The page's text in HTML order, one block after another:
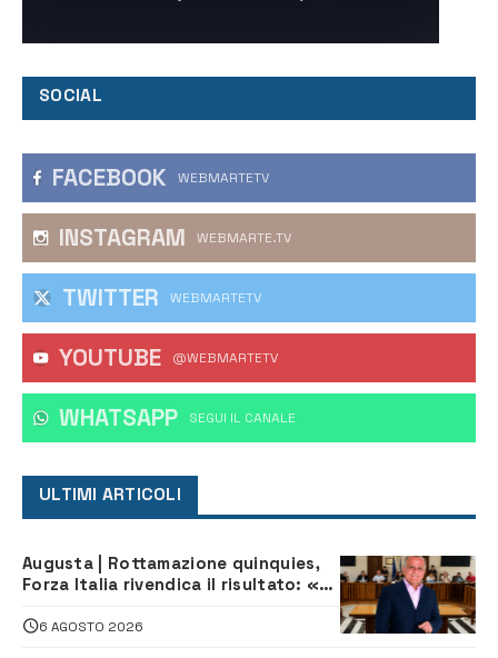
SOCIAL
FACEBOOK WEBMARTETV
INSTAGRAM WEBMARTE.TV
TWITTER WEBMARTETV
YOUTUBE @WEBMARTETV
WHATSAPP ‎SEGUI IL CANALE
ULTIMI ARTICOLI
Augusta | Rottamazione quinquies,
Forza Italia rivendica il risultato: «La
6 AGOSTO 2026